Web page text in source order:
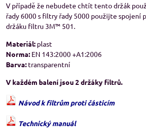
V případě že nebudete chtít tento držák
řady 6000 s filtry řady 5000 použijte spojení
držáku filtru 3M™ 501.
Materiál: plast
Norma: EN 143:2000 +A1:2006
Barva: transparentní
V každém balení jsou 2 držáky filtrů.
Návod k filtrům proti částicím
Technický manuál